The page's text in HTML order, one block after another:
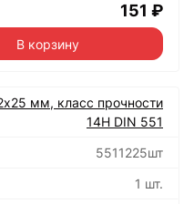
151 ₽
В корзину
мм, класс прочности
14Н DIN 551
5511225шт
1 шт.